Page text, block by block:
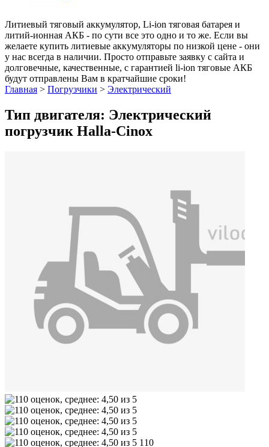
Литиевый тяговый аккумулятор, Li-ion тяговая батарея и
литий-ионная АКБ - по сути все это одно и то же. Если вы
желаете купить литиевые аккумуляторы по низкой цене - они
у нас всегда в наличии. Просто отправьте заявку с сайта и
долговечные, качественные, с гарантией li-ion тяговые АКБ
будут отправлены Вам в кратчайшие сроки!
Главная > Погрузчики > Электрический
Тип двигателя: Электрический
погрузчик Halla-Cinox
110